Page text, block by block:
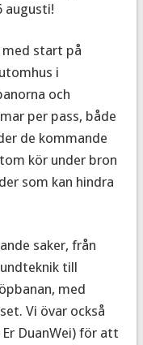
augusti!
med start på
i
och
per pass, både
de kommande
kör under bron
som kan hindra
saker, från
till
med
Vi övar också
DuanWei) för att